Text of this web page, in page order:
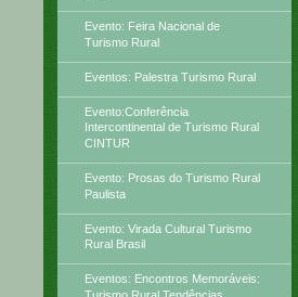
Evento: Feira Nacional de
Turismo Rural
Eventos: Palestra Turismo Rural
Evento:Conferência
Intercontinental de Turismo Rural
CINTUR
Evento: Prosas do Turismo Rural
Paulista
Evento: Virada Cultural Turismo
Rural Brasil
Eventos: Encontros Memoráveis: